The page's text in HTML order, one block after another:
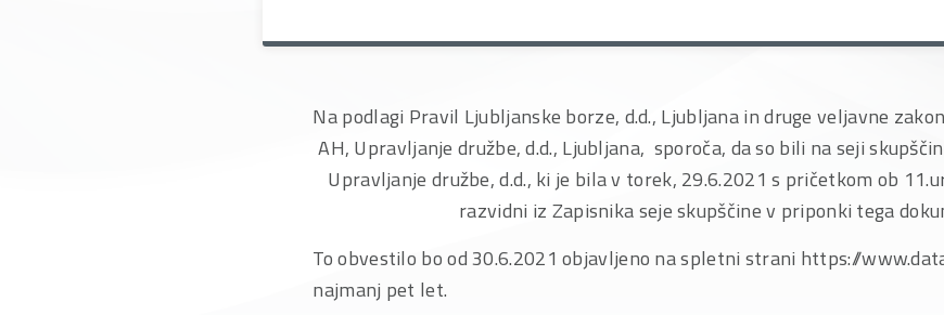
Na podlagi Pravil Ljubljanske borze, d.d., Ljubljana in druge veljavne
AH, Upravljanje družbe, d.d., Ljubljana, sporoča, da so bili na seji
Upravljanje družbe, d.d., ki je bila v torek, 29.6.2021 s pričetkom ob
razvidni iz Zapisnika seje skupščine v priponki tega
To obvestilo bo od 30.6.2021 objavljeno na spletni strani https://
najmanj pet let.